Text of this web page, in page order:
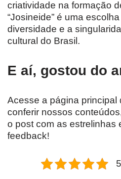
criatividade na formação
“Josineide” é uma
diversidade e a
cultural do Brasil.
E aí, gostou do
Acesse a página principal
conferir nossos
o post com as estrelinhas
feedback!